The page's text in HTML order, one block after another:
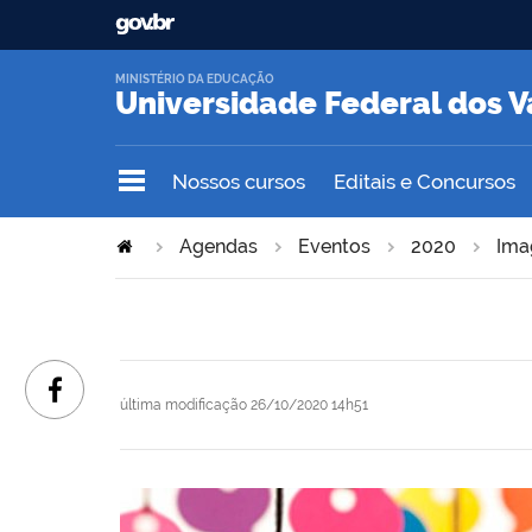
Universidade Federal dos
MINISTÉRIO DA EDUCAÇÃO
Nossos cursos Editais e Concursos
Agendas Eventos 2020
última modificação 26/10/2020 14h51